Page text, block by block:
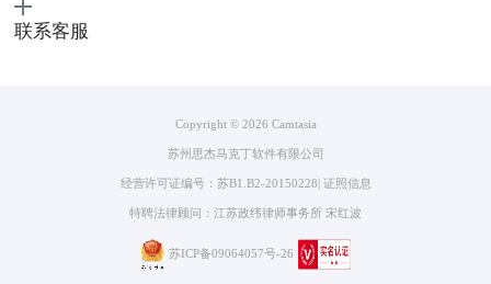
1、添加滤镜
图4：添加滤镜界面
联系客服
Copyright © 2026 Camtasia
苏州思杰马克丁软件有限公司
经营许可证编号：苏B1.B2-20150228 证照信息
特聘法律顾问：江苏政纬律师事务所 宋红波
苏ICP备09064057号-26